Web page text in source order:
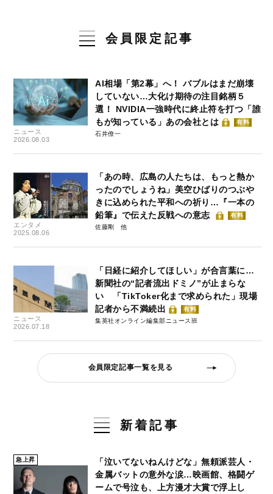
会員限定記事
ニュース
2026.08.03
AI相場「第2幕」へ！ バブルはまだ崩壊
していない…大化け期待の注目銘柄５
選！ NVIDIA一強時代に終止符を打つ「誰
もが知っている」あの会社とは
有料
石井僚一
エンタメ
2025.08.06
「あの時、広島の人たちは、もっと熱か
ったのでしょうね」美空ひばりのつぶや
きに込められた平和への祈り…『一本の
鉛筆』で伝えた反戦への意志
有料
佐藤剛
ニュース
2026.07.18
「日経に紹介してほしい」が合言葉に…
新聞社の“記者流出ドミノ”が止まらな
い 「TikToker化まで求められた」現場
記者から不満続出
有料
集英社オンライン編集部ニュース班
会員限定記事一覧を見る
新着記事
急上昇
「泣いてないねんけどな」無頼派芸人・
金属バットの意外な涙…映画館、格闘ゲ
ームで号泣も、上方漫才大賞で浮上し